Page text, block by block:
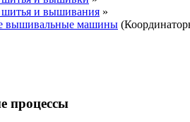
шитья и вышивания »
вышивальные машины
процессы